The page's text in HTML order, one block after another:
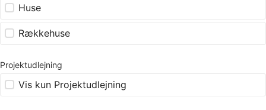
Huse
Rækkehuse
Projektudlejning
Vis kun Projektudlejning